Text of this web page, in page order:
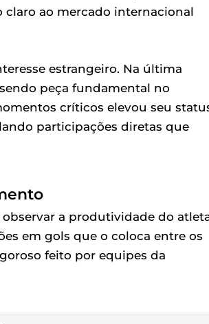
claro ao mercado internacional
estrangeiro. Na última
peça fundamental no
críticos elevou seu
participações diretas que
a produtividade do
em gols que o coloca entre os
feito por equipes da